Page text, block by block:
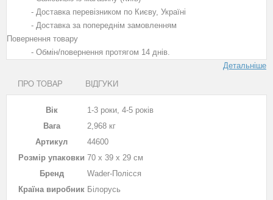
- Доставка перевізником по Києву, Україні
- Доставка за попереднім замовленням
Повернення товару
- Обмін/повернення протягом 14 днів.
Детальніше
ПРО ТОВАР
ВІДГУКИ
Вік
1-3 роки, 4-5 років
Вага
2,968 кг
Артикул
44600
Розмір упаковки 70 х 39 х 29 см
Бренд
Wader-Полісся
Країна виробник Білорусь